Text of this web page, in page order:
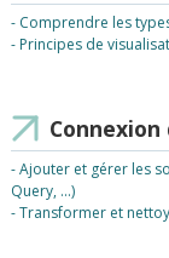
- Comprendre les
- Principes de
Connexion
- Ajouter et gérer les
Query, ...)
- Transformer et